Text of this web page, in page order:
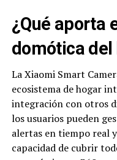
¿Qué aporta
domótica del
La Xiaomi Smart
ecosistema de hogar
integración con otros
los usuarios pueden
alertas en tiempo real
capacidad de cubrir